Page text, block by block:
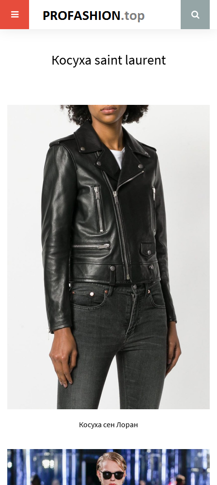
Косуха saint laurent
Косуха сен Лоран